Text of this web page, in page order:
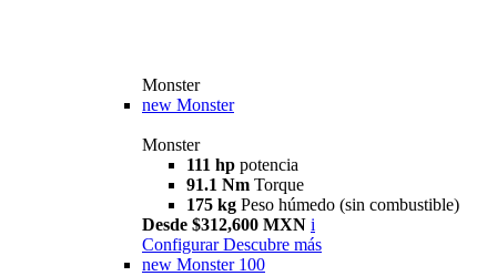
Monster
new Monster
Monster
111 hp potencia
91.1 Nm Torque
175 kg Peso húmedo (sin combustible)
Desde $312,600 MXN i
Configurar Descubre más
new Monster 100